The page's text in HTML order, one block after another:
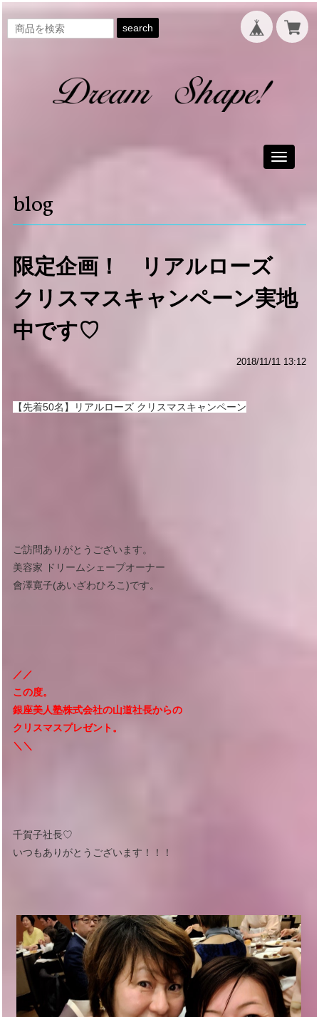
search
Toggle
blog
限定企画！ リアルローズ
クリスマスキャンペーン実地
中です♡
2018/11/11 13:12
【先着50名】リアルローズ クリスマスキャンペーン
ご訪問ありがとうございます。
美容家 ドリームシェープオーナー
會澤寛子(あいざわひろこ)です。
／／
この度。
銀座美人塾株式会社の山道社長からの
クリスマスプレゼント。
＼＼
千賀子社長♡
いつもありがとうございます！！！